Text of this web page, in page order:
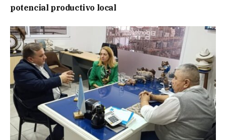
potencial productivo local